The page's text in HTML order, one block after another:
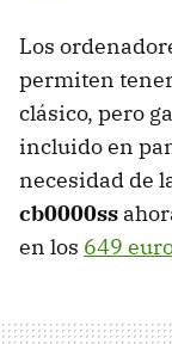
Los
permiten
clásico, pero
incluido en
necesidad de
cb0000ss
en los 649